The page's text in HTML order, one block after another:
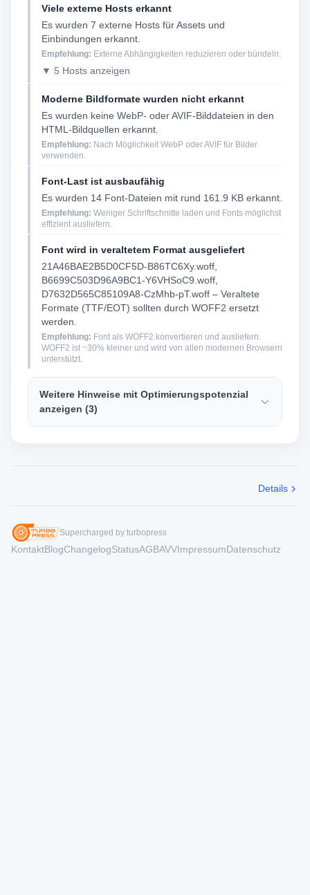
Viele externe Hosts erkannt
Es wurden 7 externe Hosts für Assets und
Einbindungen erkannt.
Empfehlung: Externe Abhängigkeiten reduzieren oder bündeln.
▼ 5 Hosts anzeigen
Moderne Bildformate wurden nicht erkannt
Es wurden keine WebP- oder AVIF-Bilddateien in den
HTML-Bildquellen erkannt.
Empfehlung: Nach Möglichkeit WebP oder AVIF für Bilder
verwenden.
Font-Last ist ausbaufähig
Es wurden 14 Font-Dateien mit rund 161.9 KB erkannt.
Empfehlung: Weniger Schriftschnitte laden und Fonts möglichst
effizient ausliefern.
Font wird in veraltetem Format ausgeliefert
21A46BAE2B5D0CF5D-B86TC6Xy.woff,
B6699C503D96A9BC1-Y6VHSoC9.woff,
D7632D565C85109A8-CzMhb-pT.woff – Veraltete
Formate (TTF/EOT) sollten durch WOFF2 ersetzt
werden.
Empfehlung: Font als WOFF2 konvertieren und ausliefern.
WOFF2 ist ~30% kleiner und wird von allen modernen Browsern
unterstützt.
Weitere Hinweise mit Optimierungspotenzial
anzeigen (3)
Details
Supercharged by turbopress
KontaktBlogChangelogStatusAGBAVVImpressumDatenschutz